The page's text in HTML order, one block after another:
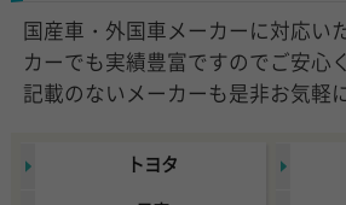
国産車・外国車メーカーに対応い
カーでも実績豊富ですのでご安心
記載のないメーカーも是非お気軽
トヨタ